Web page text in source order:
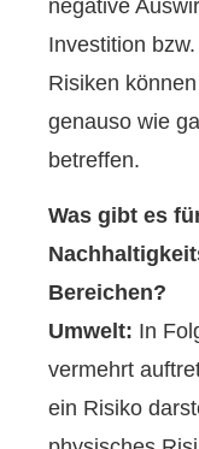
negative
Investition
Risiken
genauso wie
betreffen.
Was gibt es
Bereichen?
Umwelt: In
vermehrt
ein Risiko